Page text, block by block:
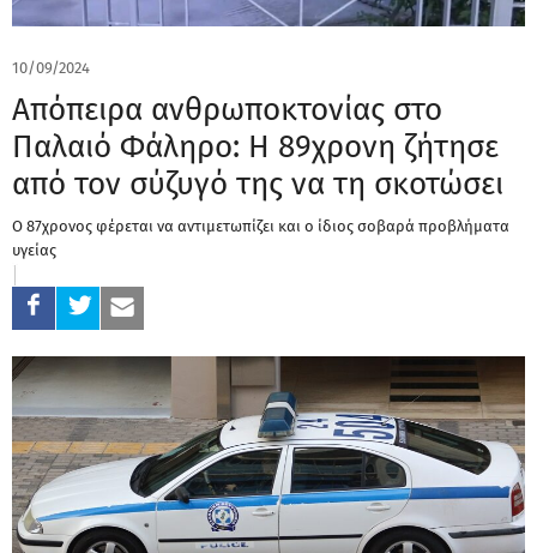
10/09/2024
Απόπειρα ανθρωποκτονίας στο
Παλαιό Φάληρο: Η 89χρονη ζήτησε
από τον σύζυγό της να τη σκοτώσει
Ο 87χρονος φέρεται να αντιμετωπίζει και ο ίδιος σοβαρά προβλήματα
υγείας